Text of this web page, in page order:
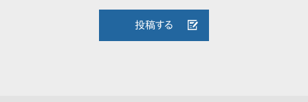
投稿する